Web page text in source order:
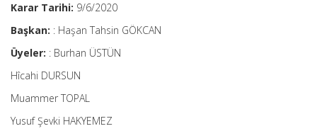
Karar Tarihi: 9/6/2020
Başkan: : Haşan Tahsin GÖKCAN
Üyeler: : Burhan ÜSTÜN
Hîcahi DURSUN
Muammer TOPAL
Yusuf Şevki HAKYEMEZ